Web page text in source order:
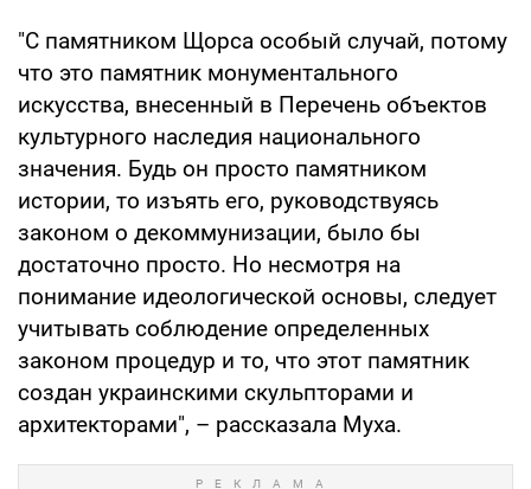
"С памятником Щорса особый случай, потому
что это памятник монументального
искусства, внесенный в Перечень объектов
культурного наследия национального
значения. Будь он просто памятником
истории, то изъять его, руководствуясь
законом о декоммунизации, было бы
достаточно просто. Но несмотря на
понимание идеологической основы, следует
учитывать соблюдение определенных
законом процедур и то, что этот памятник
создан украинскими скульпторами и
архитекторами", – рассказала Муха.